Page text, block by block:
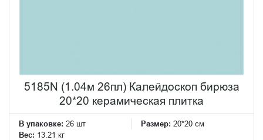
5185N (1.04м 26пл) Калейдоскоп бирюза
20*20 керамическая плитка
В упаковке: 26 шт Размер: 20*20 см
Вес: 13.21 кг